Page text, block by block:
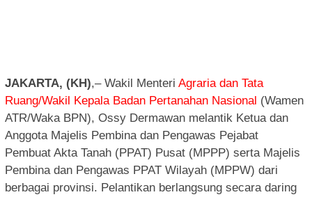
JAKARTA, (KH),– Wakil Menteri Agraria dan Tata
Ruang/Wakil Kepala Badan Pertanahan Nasional (Wamen
ATR/Waka BPN), Ossy Dermawan melantik Ketua dan
Anggota Majelis Pembina dan Pengawas Pejabat
Pembuat Akta Tanah (PPAT) Pusat (MPPP) serta Majelis
Pembina dan Pengawas PPAT Wilayah (MPPW) dari
berbagai provinsi. Pelantikan berlangsung secara daring